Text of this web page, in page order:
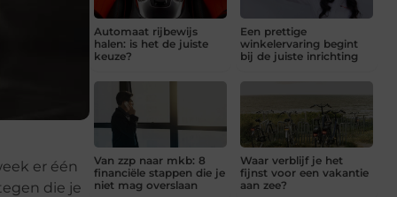
er één
die je
Automaat rijbewijs
halen: is het de juiste
keuze?
Een prettige
winkelervaring begint
bij de juiste inrichting
Van zzp naar mkb: 8
financiële stappen die je
niet mag overslaan
Waar verblijf je het
fijnst voor een vakantie
aan zee?